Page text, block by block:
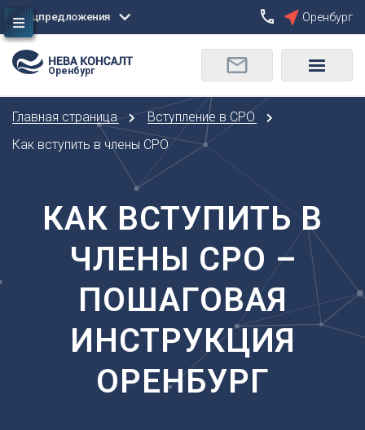
Сбросить
Москва
Санкт-Петербург
Архангельск
Б
Барнаул
Белгород
Брянск
Владивосток
Владикавказ
Волгоград
О
Омск
Орел
Пермь
Р
Ростов-на-Дону
Рязань
С
Самара
Саранск
Саратов
Спецпредложения Оренбург
Оренбург
Главная страница
Вступление в СРО
Как вступить в члены СРО
КАК ВСТУПИТЬ В
ЧЛЕНЫ СРО –
ПОШАГОВАЯ
ИНСТРУКЦИЯ
ОРЕНБУРГ